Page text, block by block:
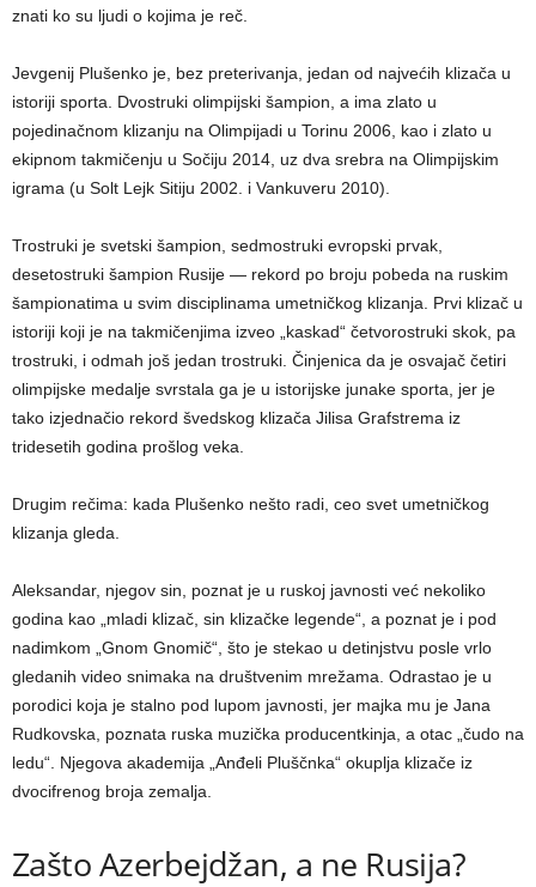
znati ko su ljudi o kojima je reč.
Jevgenij Plušenko je, bez preterivanja, jedan od najvećih klizača u
istoriji sporta. Dvostruki olimpijski šampion, a ima zlato u
pojedinačnom klizanju na Olimpijadi u Torinu 2006, kao i zlato u
ekipnom takmičenju u Sočiju 2014, uz dva srebra na Olimpijskim
igrama (u Solt Lejk Sitiju 2002. i Vankuveru 2010).
Trostruki je svetski šampion, sedmostruki evropski prvak,
desetostruki šampion Rusije — rekord po broju pobeda na ruskim
šampionatima u svim disciplinama umetničkog klizanja. Prvi klizač u
istoriji koji je na takmičenjima izveo „kaskad“ četvorostruki skok, pa
trostruki, i odmah još jedan trostruki. Činjenica da je osvajač četiri
olimpijske medalje svrstala ga je u istorijske junake sporta, jer je
tako izjednačio rekord švedskog klizača Jilisa Grafstrema iz
tridesetih godina prošlog veka.
Drugim rečima: kada Plušenko nešto radi, ceo svet umetničkog
klizanja gleda.
Aleksandar, njegov sin, poznat je u ruskoj javnosti već nekoliko
godina kao „mladi klizač, sin klizačke legende“, a poznat je i pod
nadimkom „Gnom Gnomič“, što je stekao u detinjstvu posle vrlo
gledanih video snimaka na društvenim mrežama. Odrastao je u
porodici koja je stalno pod lupom javnosti, jer majka mu je Jana
Rudkovska, poznata ruska muzička producentkinja, a otac „čudo na
ledu“. Njegova akademija „Anđeli Pluščnka“ okuplja klizače iz
dvocifrenog broja zemalja.
Zašto Azerbejdžan, a ne Rusija?